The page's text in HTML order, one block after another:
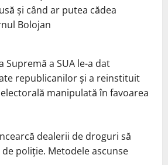
și când ar putea cădea
Bolojan
Supremă a SUA le-a dat
republicanilor și a reinstituit
manipulată în favoarea
dealerii de droguri să
de poliție. Metodele ascunse